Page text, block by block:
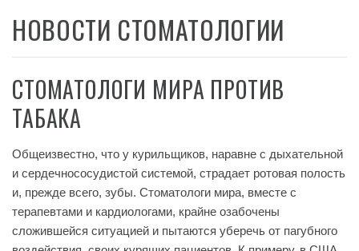
НОВОСТИ СТОМАТОЛОГИИ
СТОМАТОЛОГИ МИРА ПРОТИВ
ТАБАКА
Общеизвестно, что у курильщиков, наравне с дыхательной
и сердечнососудистой системой, страдает ротовая полость
и, прежде всего, зубы. Стоматологи мира, вместе с
терапевтами и кардиологами, крайне озабочены
сложившейся ситуацией и пытаются уберечь от пагубного